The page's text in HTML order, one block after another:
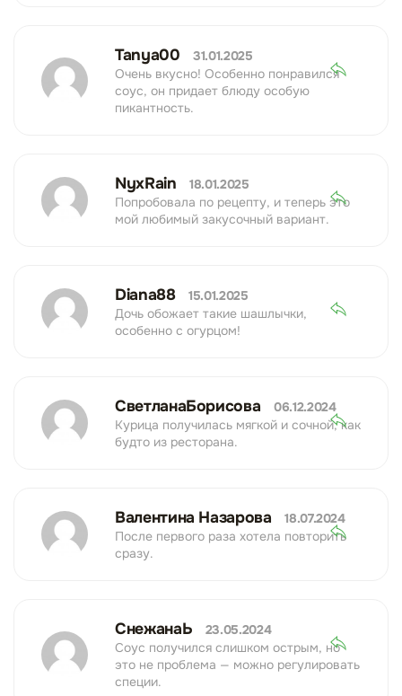
Tanya00
31.01.2025
Очень вкусно! Особенно понравился
соус, он придает блюду особую
пикантность.
NyxRain
18.01.2025
Попробовала по рецепту, и теперь это
мой любимый закусочный вариант.
Diana88
15.01.2025
Дочь обожает такие шашлычки,
особенно с огурцом!
СветланаБорисова
06.12.2024
Курица получилась мягкой и сочной, как
будто из ресторана.
Валентина Назарова
18.07.2024
После первого раза хотела повторить
сразу.
СнежанаЬ
23.05.2024
Соус получился слишком острым, но
это не проблема — можно регулировать
специи.